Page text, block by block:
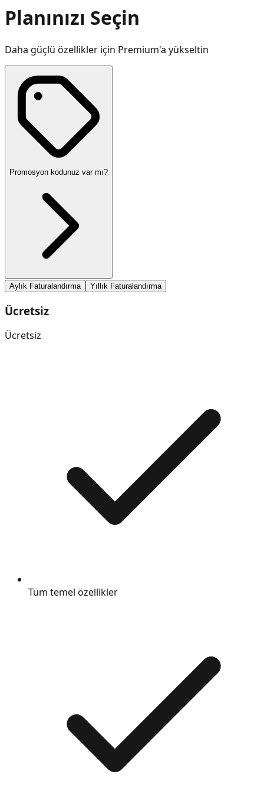
Planınızı Seçin
Daha güçlü özellikler için Premium'a yükseltin
Promosyon kodunuz var mı?
Aylık Faturalandırma Yıllık Faturalandırma
Ücretsiz
Ücretsiz
Tüm temel özellikler